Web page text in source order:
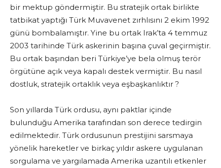
bir mektup göndermiştir. Bu stratejik ortak birlikte
tatbikat yaptığı Türk Muvavenet zırhlısını 2 ekim 1992
günü bombalamıştır. Yine bu ortak Irak’ta 4 temmuz
2003 tarihinde Türk askerinin başına çuval geçirmiştir.
Bu ortak başından beri Türkiye’ye bela olmuş terör
örgütüne açık veya kapalı destek vermiştir. Bu nasıl
dostluk, stratejik ortaklık veya eşbaşkanlıktır ?
Son yıllarda Türk ordusu, aynı paktlar içinde
bulunduğu Amerika tarafından son derece tedirgin
edilmektedir. Türk ordusunun prestijini sarsmaya
yönelik hareketler ve birkaç yıldır askere uygulanan
sorgulama ve yargılamada Amerika uzantılı etkenler